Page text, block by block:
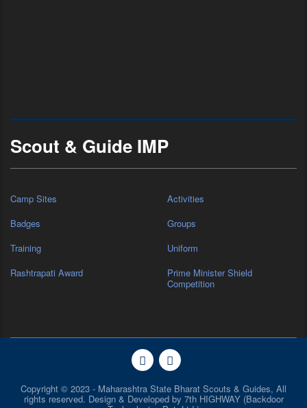
Scout & Guide IMP
Camp Sites
Activities
Badges
Groups
Training
Uniform
Rashtrapati Award
Prime Minister Shield
Competition
Copyright © 2023 - Maharashtra State Bharat Scouts & Guides, All
rights reserved. Design & Developed by 7th HIGHWAY (Backdoor